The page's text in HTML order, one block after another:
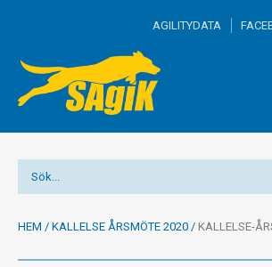
AGILITYDATA
HEM / KALLELSE ÅRSMÖTE 2020 / KALLELSE-